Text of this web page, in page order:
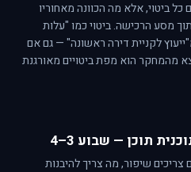
ביטוי, אלא מה הכוונה מאחוריו
מסע הרכישה. ביטוי כמו "עלות
לקניית דירה ראשונה" — גם אם
מהמחקר הוא מפת ביטויים מאורגנת
תוכן — שבוע 3–4
צריכים שיפור, מה צריך להיבנות